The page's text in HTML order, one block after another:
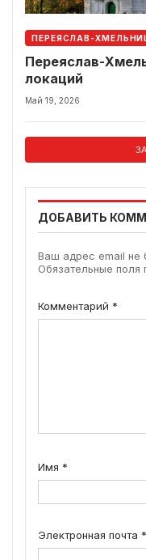
ПЕРЕЯСЛАВ-
Переяслав-
локаций
Май 19, 2026
ДОБАВИТЬ
Ваш адрес email не
Обязательные поля
Комментарий *
Имя *
Электронная почта *